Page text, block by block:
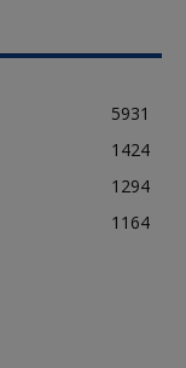
5931
1424
1294
1164